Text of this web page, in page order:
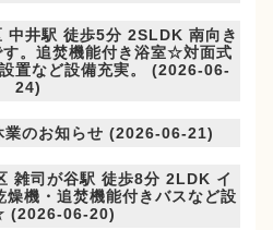
中井駅 徒歩5分 2SLDK 南向き
。追焚機能付き浴室☆対面式
置など設備充実。 (2026-06-
24)
業のお知らせ (2026-06-21)
雑司が谷駅 徒歩8分 2LDK イ
燥機・追焚機能付きバスなど設
(2026-06-20)